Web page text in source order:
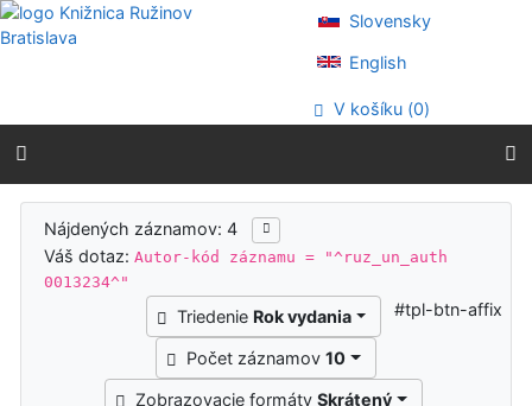
Prejsť na obsah
Prejsť na menu
Prehlásenie o webovej prístupnosti
Slovensky
English
V košíku (0)
Výsledky vyhľadávania
Nájdených záznamov: 4
Váš dotaz:Autor-kód záznamu = "^ruz_un_auth
0013234^"
Triedenie Rok vydania
Počet záznamov10
Zobrazovacie formátySkrátený
#tpl-btn-affix